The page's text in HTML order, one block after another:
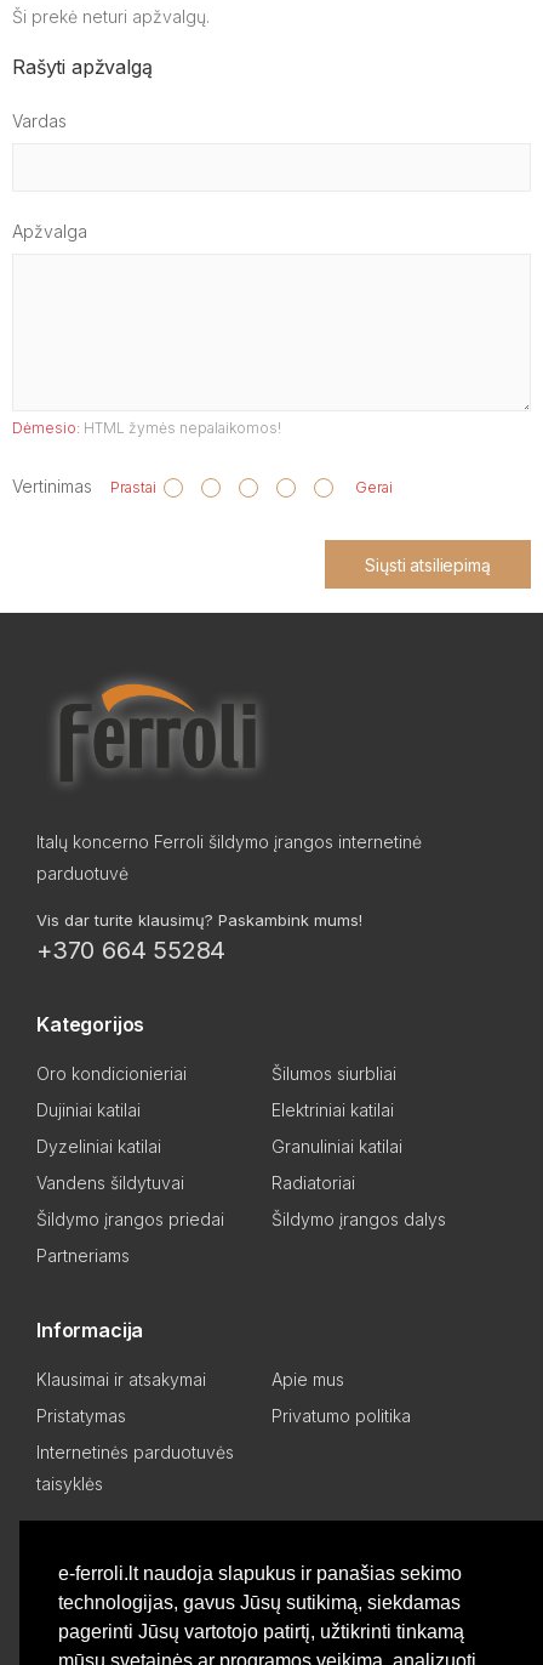
e-ferroli.lt naudoja slapukus ir panašias sekimo
technologijas, gavus Jūsų sutikimą, siekdamas
pagerinti Jūsų vartotojo patirtį, užtikrinti tinkamą
mūsų svetainės ar programos veikimą, analizuoti
Ši prekė neturi apžvalgų.
Rašyti apžvalgą
Vardas
Apžvalga
Dėmesio: HTML žymės nepalaikomos!
Vertinimas Prastai Gerai
Siųsti atsiliepimą
Italų koncerno Ferroli šildymo įrangos internetinė
parduotuvė
Vis dar turite klausimų? Paskambink mums!
+370 664 55284
Kategorijos
Oro kondicionieriai
Šilumos siurbliai
Dujiniai katilai
Elektriniai katilai
Dyzeliniai katilai
Granuliniai katilai
Vandens šildytuvai
Radiatoriai
Šildymo įrangos priedai
Šildymo įrangos dalys
Partneriams
Informacija
Klausimai ir atsakymai
Apie mus
Pristatymas
Privatumo politika
Internetinės parduotuvės
taisyklės
Asmeninis kabinetas
Pageidavimų sąrašas
Palyginti produktus
Basket